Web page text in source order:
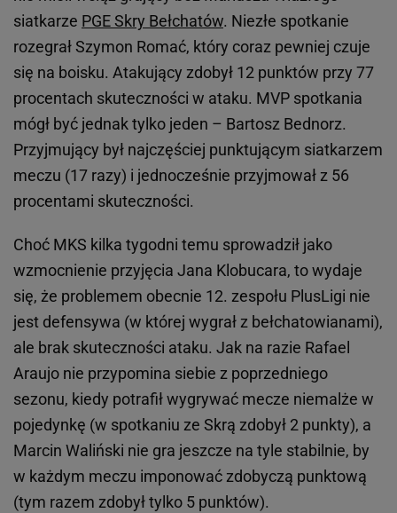
siatkarze PGE Skry Bełchatów. Niezłe spotkanie
rozegrał Szymon Romać, który coraz pewniej czuje
się na boisku. Atakujący zdobył 12 punktów przy 77
procentach skuteczności w ataku. MVP spotkania
mógł być jednak tylko jeden – Bartosz Bednorz.
Przyjmujący był najczęściej punktującym siatkarzem
meczu (17 razy) i jednocześnie przyjmował z 56
procentami skuteczności.
Choć MKS kilka tygodni temu sprowadził jako
wzmocnienie przyjęcia Jana Klobucara, to wydaje
się, że problemem obecnie 12. zespołu PlusLigi nie
jest defensywa (w której wygrał z bełchatowianami),
ale brak skuteczności ataku. Jak na razie Rafael
Araujo nie przypomina siebie z poprzedniego
sezonu, kiedy potrafił wygrywać mecze niemalże w
pojedynkę (w spotkaniu ze Skrą zdobył 2 punkty), a
Marcin Waliński nie gra jeszcze na tyle stabilnie, by
w każdym meczu imponować zdobyczą punktową
(tym razem zdobył tylko 5 punktów).